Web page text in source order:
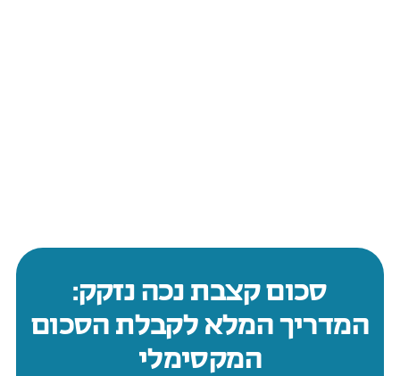
סכום קצבת נכה נזקק:
המדריך המלא לקבלת הסכום
המקסימלי